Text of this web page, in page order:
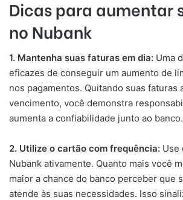
Dicas para aumentar
no Nubank
1. Mantenha suas faturas em dia: Uma
eficazes de conseguir um aumento de
nos pagamentos. Quitando suas faturas
vencimento, você demonstra
aumenta a confiabilidade junto ao banco.
2. Utilize o cartão com frequência: Use
Nubank ativamente. Quanto mais você
maior a chance do banco perceber que
atende às suas necessidades. Isso